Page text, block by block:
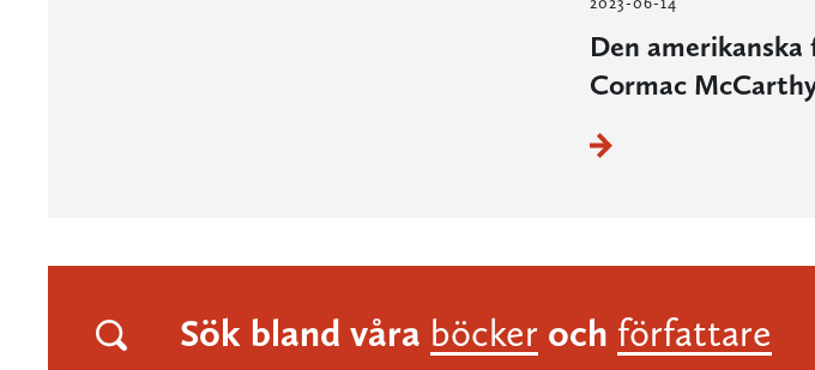
Den
Cormac
Sök bland våra böcker och författare